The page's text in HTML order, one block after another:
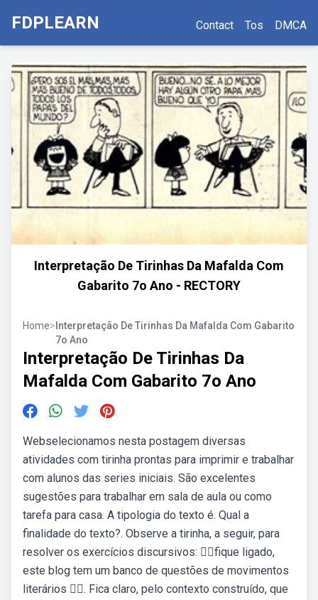
FDPLEARN Contact Tos DMCA
Interpretação De Tirinhas Da Mafalda Com
Gabarito 7o Ano - RECTORY
Home> Interpretação De Tirinhas Da Mafalda Com Gabarito
7o Ano
Interpretação De Tirinhas Da
Mafalda Com Gabarito 7o Ano
Webselecionamos nesta postagem diversas
atividades com tirinha prontas para imprimir e trabalhar
com alunos das series iniciais. São excelentes
sugestões para trabalhar em sala de aula ou como
tarefa para casa. A tipologia do texto é. Qual a
finalidade do texto?. Observe a tirinha, a seguir, para
resolver os exercícios discursivos: 👉🏻fique ligado,
este blog tem um banco de questões de movimentos
literários 👈🏻. Fica claro, pelo contexto construído, que